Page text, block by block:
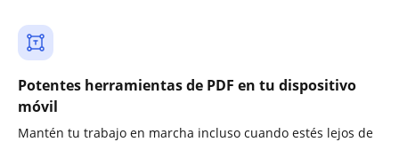
Potentes herramientas de PDF en tu dispositivo
móvil
Mantén tu trabajo en marcha incluso cuando estés lejos de